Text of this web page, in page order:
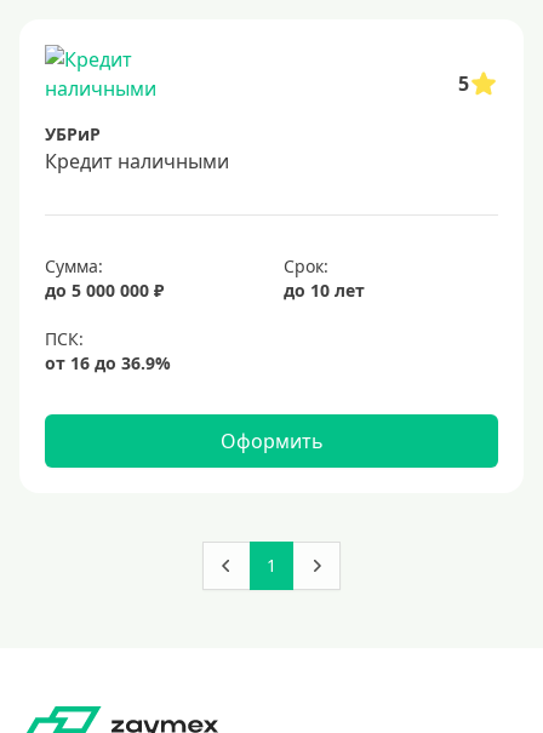
5
УБРиР
Кредит наличными
Сумма:
до 5 000 000 ₽
Срок:
до 10 лет
Оформить
1